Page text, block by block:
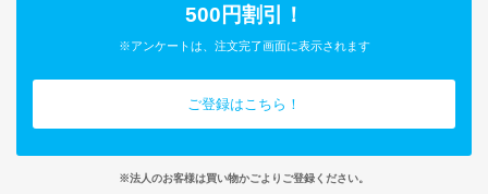
500円割引！
※アンケートは、注文完了画面に表示されます
ご登録はこちら！
※法人のお客様は買い物かごよりご登録ください。